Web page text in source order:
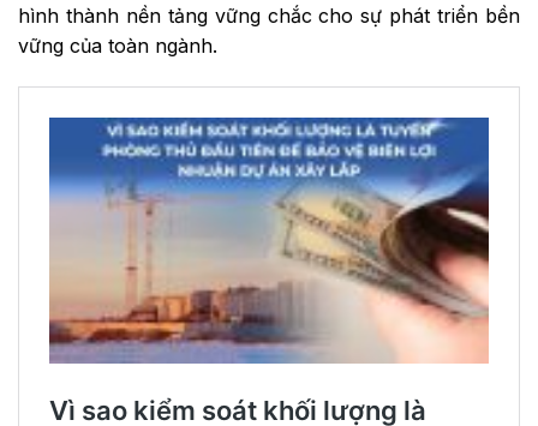
hình thành nền tảng vững chắc cho sự phát triển bền
vững của toàn ngành.